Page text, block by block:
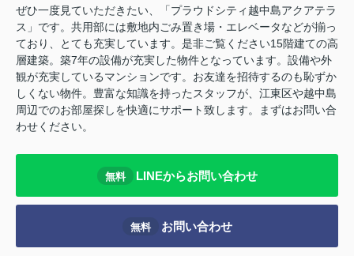
ぜひ一度見ていただきたい、「プラウドシティ越中島アクアテラ
ス」です。共用部には敷地内ごみ置き場・エレベータなどが揃っ
ており、とても充実しています。是非ご覧ください15階建ての高
層建築。築7年の設備が充実した物件となっています。設備や外
観が充実しているマンションです。お友達を招待するのも恥ずか
しくない物件。豊富な知識を持ったスタッフが、江東区や越中島
周辺でのお部屋探しを快適にサポート致します。まずはお問い合
わせください。
無料 LINEからお問い合わせ
無料 お問い合わせ